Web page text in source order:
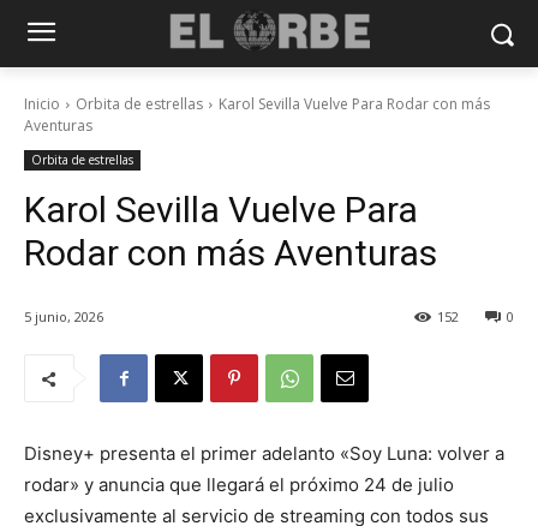
Inicio Orbita de estrellas
Karol Sevilla Vuelve Para Rodar con más
Aventuras
Orbita de estrellas
Karol Sevilla Vuelve Para
Rodar con más Aventuras
5 junio, 2026 0
152
Disney+ presenta el primer adelanto «Soy Luna: volver a
rodar» y anuncia que llegará el próximo 24 de julio
exclusivamente al servicio de streaming con todos sus